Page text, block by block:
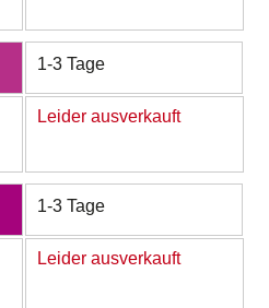
1-3 Tage
Leider ausverkauft
1-3 Tage
Leider ausverkauft